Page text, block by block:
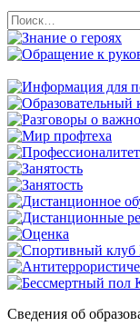
Найти:
Сведения об